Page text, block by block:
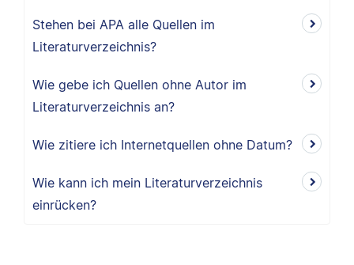
Stehen bei APA alle Quellen im
Literaturverzeichnis?
Wie gebe ich Quellen ohne Autor im
Literaturverzeichnis an?
Wie zitiere ich Internetquellen ohne Datum?
Wie kann ich mein Literaturverzeichnis
einrücken?